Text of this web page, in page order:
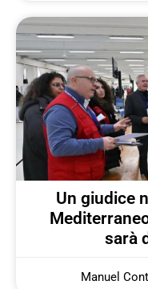
Un giudice
sarà
Manuel